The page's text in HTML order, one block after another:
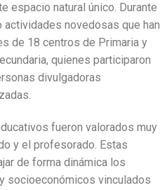
espacio natural único. Durante
novedosas que han
de 18 centros de Primaria y
quienes participaron
divulgadoras
fueron valorados muy
y el profesorado. Estas
de forma dinámica los
socioeconómicos vinculados